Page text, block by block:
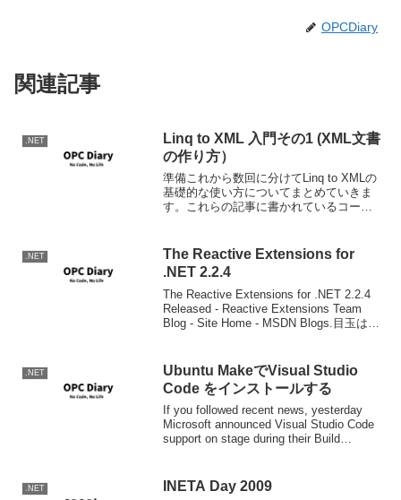
OPCDiary
関連記事
.NET
Linq to XML 入門その1 (XML文書
の作り方）
準備これから数回に分けてLinq to XMLの
基礎的な使い方についてまとめていきま
す。これらの記事に書かれているコード
Systeme 2008 T...
.NET
The Reactive Extensions for
.NET 2.2.4
The Reactive Extensions for .NET 2.2.4
Released - Reactive Extensions Team
Blog - Site Home - MSDN Blogs.目玉は
.NET
Ubuntu MakeでVisual Studio
Code をインストールする
If you followed recent news, yesterday
Microsoft announced Visual Studio Code
support on stage during their Build
.NET INETA Day 2009